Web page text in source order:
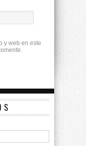
y web en este